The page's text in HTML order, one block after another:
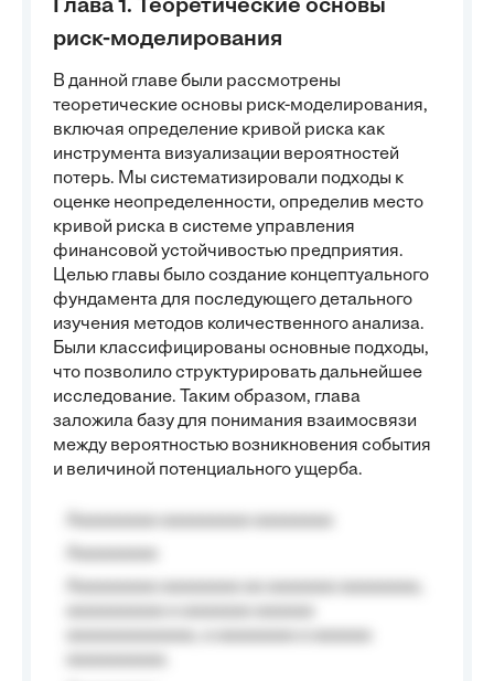
Глава 1. Теоретические основы
риск-моделирования
В данной главе были рассмотрены
теоретические основы риск-моделирования,
включая определение кривой риска как
инструмента визуализации вероятностей
потерь. Мы систематизировали подходы к
оценке неопределенности, определив место
кривой риска в системе управления
финансовой устойчивостью предприятия.
Целью главы было создание концептуального
фундамента для последующего детального
изучения методов количественного анализа.
Были классифицированы основные подходы,
что позволило структурировать дальнейшее
исследование. Таким образом, глава
заложила базу для понимания взаимосвязи
между вероятностью возникновения события
и величиной потенциального ущерба.